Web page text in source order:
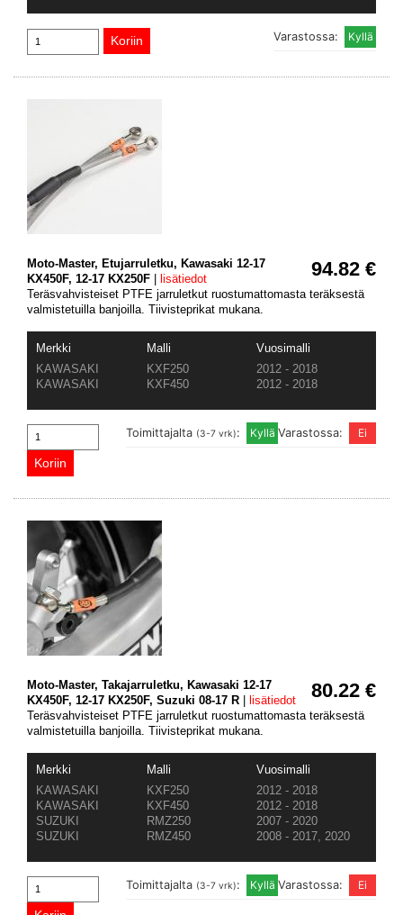
Varastossa:
94.82 €
Moto-Master, Etujarruletku, Kawasaki 12-17
KX450F, 12-17 KX250F | lisätiedot
Teräsvahvisteiset PTFE jarruletkut ruostumattomasta teräksestä
valmistetuilla banjoilla. Tiivisteprikat mukana.
Merkki Malli
Vuosimalli
KAWASAKI
KXF250
2012 - 2018
KAWASAKI
KXF450 2012 - 2018
Varastossa:
Toimittajalta (3-7 vrk):
80.22 €
Moto-Master, Takajarruletku, Kawasaki 12-17
KX450F, 12-17 KX250F, Suzuki 08-17 R | lisätiedot
Teräsvahvisteiset PTFE jarruletkut ruostumattomasta teräksestä
valmistetuilla banjoilla. Tiivisteprikat mukana.
Merkki Malli
Vuosimalli
KAWASAKI
KXF250
2012 - 2018
KAWASAKI
KXF450
2012 - 2018
SUZUKI
RMZ250
2007 - 2020
SUZUKI
RMZ450 2008 - 2017, 2020
Varastossa:
Toimittajalta (3-7 vrk):